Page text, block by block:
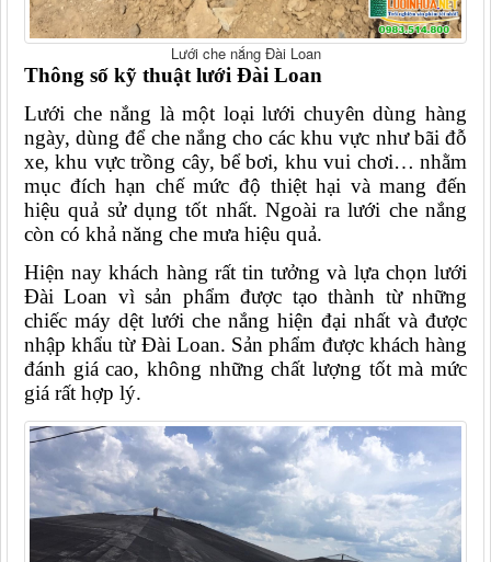
Lưới che nắng Đài Loan
Thông số kỹ thuật lưới Đài Loan
Lưới che nắng là một loại lưới chuyên dùng hàng
ngày, dùng để che nắng cho các khu vực như bãi đỗ
xe, khu vực trồng cây, bể bơi, khu vui chơi… nhằm
mục đích hạn chế mức độ thiệt hại và mang đến
hiệu quả sử dụng tốt nhất. Ngoài ra lưới che nắng
còn có khả năng che mưa hiệu quả.
Hiện nay khách hàng rất tin tưởng và lựa chọn lưới
Đài Loan vì sản phẩm được tạo thành từ những
chiếc máy dệt lưới che nắng hiện đại nhất và được
nhập khẩu từ Đài Loan. Sản phẩm được khách hàng
đánh giá cao, không những chất lượng tốt mà mức
giá rất hợp lý.